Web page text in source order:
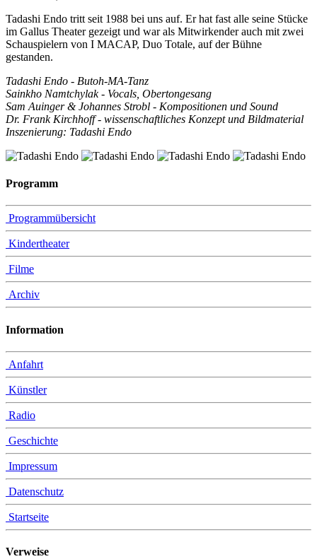
Tadashi Endo tritt seit 1988 bei uns auf. Er hat fast alle seine Stücke
im Gallus Theater gezeigt und war als Mitwirkender auch mit zwei
Schauspielern von I MACAP, Duo Totale, auf der Bühne
gestanden.
Tadashi Endo - Butoh-MA-Tanz
Sainkho Namtchylak - Vocals, Obertongesang
Sam Auinger & Johannes Strobl - Kompositionen und Sound
Dr. Frank Kirchhoff - wissenschaftliches Konzept und Bildmaterial
Inszenierung: Tadashi Endo
Programm
Programmübersicht
Kindertheater
Filme
Archiv
Information
Anfahrt
Künstler
Radio
Geschichte
Impressum
Datenschutz
Startseite
Verweise